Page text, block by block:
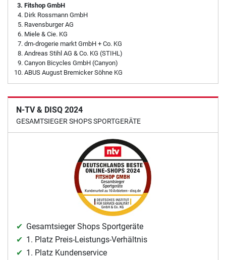
Fitshop GmbH
Dirk Rossmann GmbH
Ravensburger AG
Miele & Cie. KG
dm-drogerie markt GmbH + Co. KG
Andreas Stihl AG & Co. KG (STIHL)
Canyon Bicycles GmbH (Canyon)
ABUS August Bremicker Söhne KG
N-TV & DISQ 2024
GESAMTSIEGER SHOPS SPORTGERÄTE
Gesamtsieger Shops Sportgeräte
1. Platz Preis-Leistungs-Verhältnis
1. Platz Kundenservice